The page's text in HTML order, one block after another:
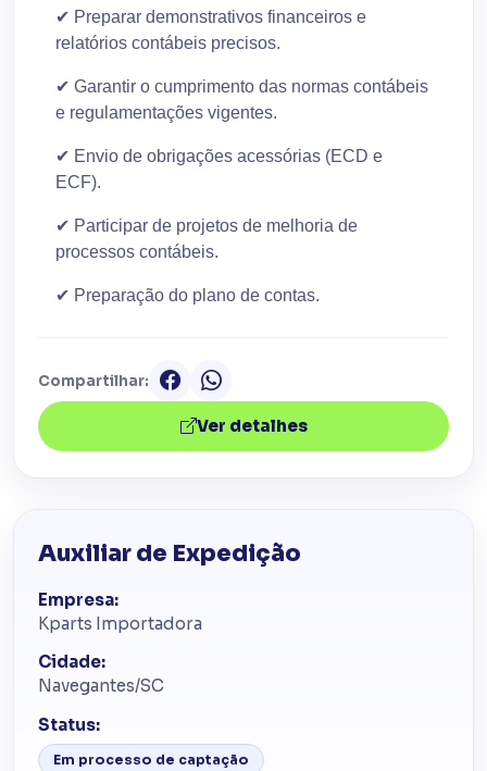
✔ Preparar demonstrativos financeiros e
relatórios contábeis precisos.
✔ Garantir o cumprimento das normas contábeis
e regulamentações vigentes.
✔ Envio de obrigações acessórias (ECD e
ECF).
✔ Participar de projetos de melhoria de
processos contábeis.
✔ Preparação do plano de contas.
Compartilhar:
Ver detalhes
Auxiliar de Expedição
Empresa:
Kparts Importadora
Cidade:
Navegantes/SC
Status:
Em processo de captação